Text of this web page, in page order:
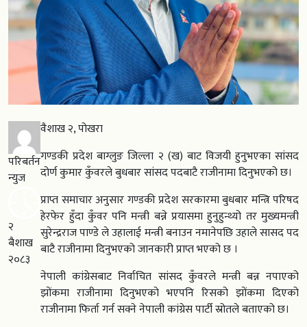
परिबर्तन
न्युज
२
बैशाख
२०८३
वैशाख २, पोखरा
गण्डकी प्रदेश बाग्लुङ जिल्ला २ (ख) बाट विजयी हुनुभएका सांसद
दोर्ण कुमार कुँवरले बुधबार सांसद पदबाटै राजीनामा दिनुभएको छ।
प्राप्त समाचार अनुसार गण्डकी प्रदेश सरकारमा बुधबार मन्त्रि परिषद
हेरफेर हुँदा कुँवर पनि मन्त्री बन्ने प्रयासमा हुनुहुन्थ्यो तर मुख्यमन्त्री
सुरेन्द्रराज पाण्डे ले उहालाई मन्त्री बनाउन नमानेपछि उहाले सासद पद
बाटै राजीनामा दिनुभएको जानकारी प्राप्त भएको छ ।
नेपाली कांग्रेसबाट निर्वाचित सांसद कुँवरले मन्त्री बन्न नपाएको
झोंकमा राजीनामा दिनुभएको भएपनि रिसको झोंकमा दिएको
राजीनामा फिर्ता गर्न सक्ने नेपाली कांग्रेस पार्टी स्रोतले बताएको छ।